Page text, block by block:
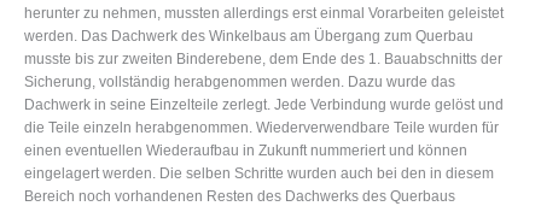
herunter zu nehmen, mussten allerdings erst einmal Vorarbeiten geleistet
werden. Das Dachwerk des Winkelbaus am Übergang zum Querbau
musste bis zur zweiten Binderebene, dem Ende des 1. Bauabschnitts der
Sicherung, vollständig herabgenommen werden. Dazu wurde das
Dachwerk in seine Einzelteile zerlegt. Jede Verbindung wurde gelöst und
die Teile einzeln herabgenommen. Wiederverwendbare Teile wurden für
einen eventuellen Wiederaufbau in Zukunft nummeriert und können
eingelagert werden. Die selben Schritte wurden auch bei den in diesem
Bereich noch vorhandenen Resten des Dachwerks des Querbaus